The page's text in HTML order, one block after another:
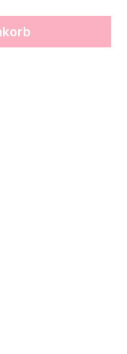
Wert